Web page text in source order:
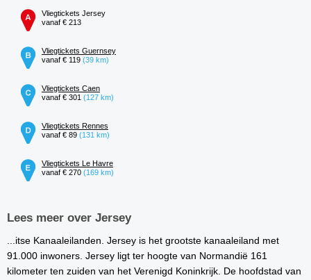
Vliegtickets Jersey
vanaf € 213
Vliegtickets Guernsey
vanaf € 119 (39 km)
Vliegtickets Caen
vanaf € 301 (127 km)
Vliegtickets Rennes
vanaf € 89 (131 km)
Vliegtickets Le Havre
vanaf € 270 (169 km)
Lees meer over Jersey
...itse Kanaaleilanden. Jersey is het grootste kanaaleiland met
91.000 inwoners. Jersey ligt ter hoogte van Normandië 161
kilometer ten zuiden van het Verenigd Koninkrijk. De hoofdstad van